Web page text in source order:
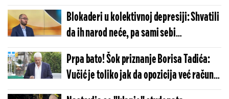
izbore
Blokaderi u kolektivnoj depresiji: Shvatili
da ih narod neće, pa sami sebi
prognoziraju političku sahranu na
izborima (VIDEO)
Prpa bato! Šok priznanje Borisa Tadića:
Vučić je toliko jak da opozicija već računa
i na poraz!